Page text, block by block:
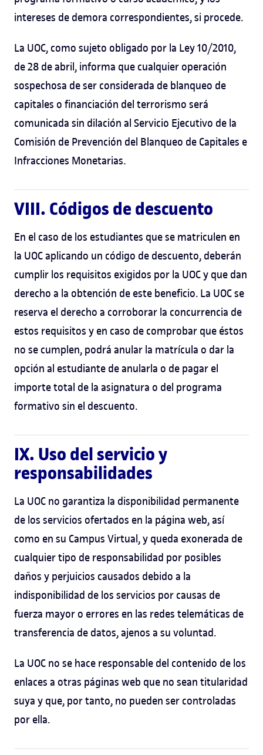
intereses de demora correspondientes, si procede.
La UOC, como sujeto obligado por la Ley 10/2010,
de 28 de abril, informa que cualquier operación
sospechosa de ser considerada de blanqueo de
capitales o financiación del terrorismo será
comunicada sin dilación al Servicio Ejecutivo de la
Comisión de Prevención del Blanqueo de Capitales e
Infracciones Monetarias.
VIII. Códigos de descuento
En el caso de los estudiantes que se matriculen en
la UOC aplicando un código de descuento, deberán
cumplir los requisitos exigidos por la UOC y que dan
derecho a la obtención de este beneficio. La UOC se
reserva el derecho a corroborar la concurrencia de
estos requisitos y en caso de comprobar que éstos
no se cumplen, podrá anular la matrícula o dar la
opción al estudiante de anularla o de pagar el
importe total de la asignatura o del programa
formativo sin el descuento.
IX. Uso del servicio y
responsabilidades
La UOC no garantiza la disponibilidad permanente
de los servicios ofertados en la página web, así
como en su Campus Virtual, y queda exonerada de
cualquier tipo de responsabilidad por posibles
daños y perjuicios causados debido a la
indisponibilidad de los servicios por causas de
fuerza mayor o errores en las redes telemáticas de
transferencia de datos, ajenos a su voluntad.
La UOC no se hace responsable del contenido de los
enlaces a otras páginas web que no sean titularidad
suya y que, por tanto, no pueden ser controladas
por ella.